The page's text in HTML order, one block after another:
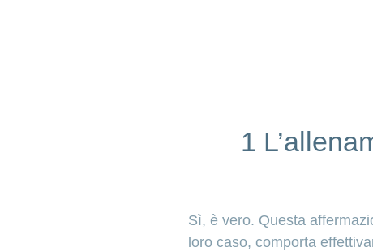
1
Sì, è vero. Questa
loro caso, comporta